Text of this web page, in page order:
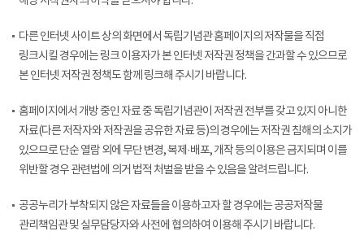
다른 인터넷 사이트 상의 화면에서 독립기념관 홈페이지의 저작물을 직접
링크시킬 경우에는 링크 이용자가 본 인터넷 저작권 정책을 간과할 수 있으므로
본 인터넷 저작권 정책도 함께 링크해 주시기 바랍니다.
홈페이지에서 개방 중인 자료 중 독립기념관이 저작권 전부를 갖고 있지 아니한
자료(다른 저작자와 저작권을 공유한 자료 등)의 경우에는 저작권 침해의 소지가
있으므로 단순 열람 외에 무단 변경, 복제·배포, 개작 등의 이용은 금지되며 이를
위반할 경우 관련법에 의거 법적 처벌을 받을 수 있음을 알려드립니다.
공공누리가 부착되지 않은 자료들을 이용하고자 할 경우에는 공공저작물
관리책임관 및 실무담당자와 사전에 협의하여 이용해 주시기 바랍니다.